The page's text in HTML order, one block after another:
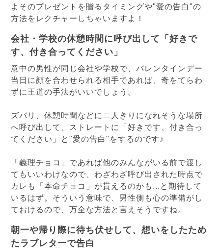
よそのプレゼントを贈るタイミングや"愛の告白"の
方法をレクチャーしちゃいますよ！
会社・学校の休憩時間に呼び出して「好きで
す、付き合ってください」
意中の男性が同じ会社や学校で、バレンタインデー
当日に顔を合わせられる相手であれば、奇をてらわ
ずに王道の手法がいいでしょう。
ズバリ、休憩時間などに二人きりになれそうな場所
へ呼び出して、ストレートに「好きです、付き合っ
てください」と"愛の告白"をするのです♪
「義理チョコ」であれば他のみんながいる前で渡し
てもいいわけなので、わざわざ呼び出された時点で
カレも「本命チョコ」が貰えるのかも...と期待して
いるはず。そういう意味で、男性側も心の準備がし
ておけるので、万全な方法と言えそうですね。
朝一や帰り際に待ち伏せして、想いをしたため
たラブレターで告白